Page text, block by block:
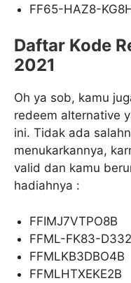
FF65-HAZ8-
Daftar Kode
2021
Oh ya sob, kamu
redeem alternative
ini. Tidak ada
menukarkannya,
valid dan kamu
hadiahnya :
FFIMJ7VTPO8B
FFML-FK83-D332
FFMLKB3DBO4B
FFMLHTXEKE2B